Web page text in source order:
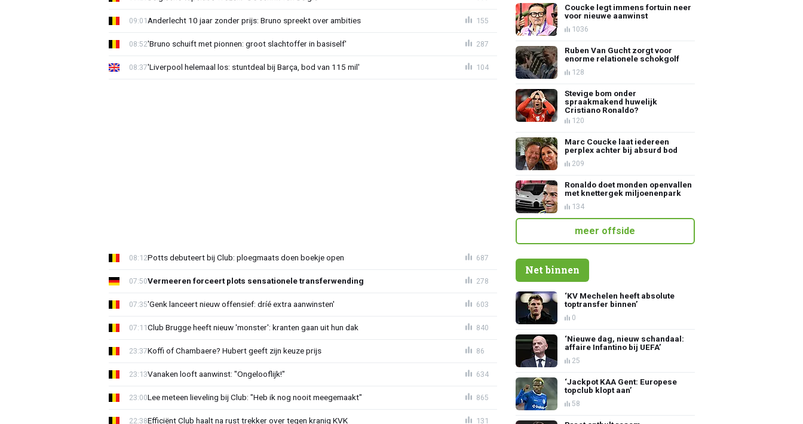
Anderlecht 10 jaar zonder prijs: Bruno spreekt over ambities
09:01 155
'Bruno schuift met pionnen: groot slachtoffer in basiself'
08:52 287
'Liverpool helemaal los: stuntdeal bij Barça, bod van 115 mil'
08:37 104
Potts debuteert bij Club: ploegmaats doen boekje open
08:12 687
Vermeeren forceert plots sensationele transferwending
07:50 278
'Genk lanceert nieuw offensief: dríé extra aanwinsten'
07:35 603
Club Brugge heeft nieuw 'monster': kranten gaan uit hun dak
07:11 840
Koffi of Chambaere? Hubert geeft zijn keuze prijs
23:37 86
Vanaken looft aanwinst: "Ongelooflijk!"
23:13 634
Lee meteen lieveling bij Club: "Heb ik nog nooit meegemaakt"
23:00 865
Efficiënt Club haalt na rust trekker over tegen kranig KVK
22:38 131
Coucke legt immens fortuin neer
voor nieuwe aanwinst
1036
Ruben Van Gucht zorgt voor
enorme relationele schokgolf
128
Stevige bom onder
spraakmakend huwelijk
Cristiano Ronaldo?
120
Marc Coucke laat iedereen
perplex achter bij absurd bod
209
Ronaldo doet monden openvallen
met knettergek miljoenenpark
134
meer offside
Net binnen
‘KV Mechelen heeft absolute
toptransfer binnen’
0
‘Nieuwe dag, nieuw schandaal:
affaire Infantino bij UEFA’
25
‘Jackpot KAA Gent: Europese
topclub klopt aan’
58